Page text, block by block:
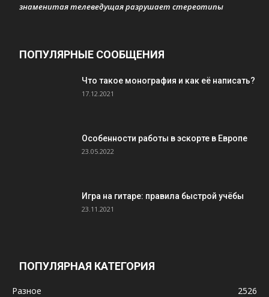
знаменитая телеведущая разрушает стереотипы
ПОПУЛЯРНЫЕ СООБЩЕНИЯ
Что такое монография и как её написать?
17.12.2021
Особенности работы в эскорте в Европе
23.05.2022
Игра на гитаре: правила быстрой учёбы
23.11.2021
ПОПУЛЯРНАЯ КАТЕГОРИЯ
Разное
2526